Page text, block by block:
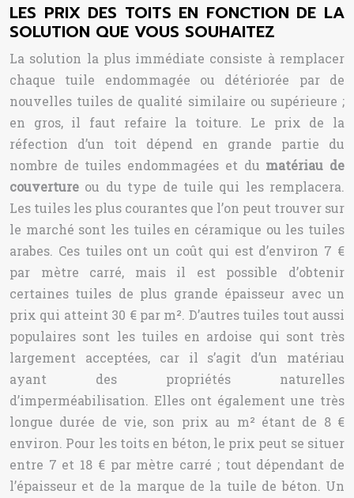
LES PRIX DES TOITS EN FONCTION DE LA
SOLUTION QUE VOUS SOUHAITEZ
La solution la plus immédiate consiste à remplacer
chaque tuile endommagée ou détériorée par de
nouvelles tuiles de qualité similaire ou supérieure ;
en gros, il faut refaire la toiture. Le prix de la
réfection d’un toit dépend en grande partie du
nombre de tuiles endommagées et du matériau de
couverture ou du type de tuile qui les remplacera.
Les tuiles les plus courantes que l’on peut trouver sur
le marché sont les tuiles en céramique ou les tuiles
arabes. Ces tuiles ont un coût qui est d’environ 7 €
par mètre carré, mais il est possible d’obtenir
certaines tuiles de plus grande épaisseur avec un
prix qui atteint 30 € par m². D’autres tuiles tout aussi
populaires sont les tuiles en ardoise qui sont très
largement acceptées, car il s’agit d’un matériau
ayant des propriétés naturelles
d’imperméabilisation. Elles ont également une très
longue durée de vie, son prix au m² étant de 8 €
environ. Pour les toits en béton, le prix peut se situer
entre 7 et 18 € par mètre carré ; tout dépendant de
l’épaisseur et de la marque de la tuile de béton. Un